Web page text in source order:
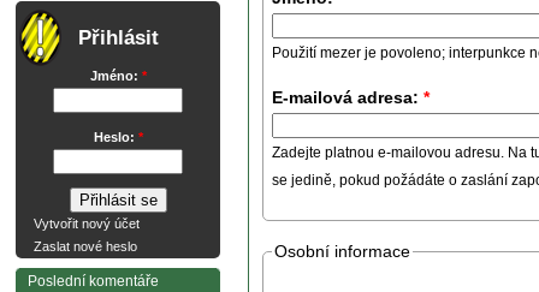
Přihlásit
Jméno: *
Heslo: *
Vytvořit nový účet
Zaslat nové heslo
Poslední komentáře
Použití mezer je povoleno; interpunkce
E-mailová adresa: *
Zadejte platnou e-mailovou adresu. Na
se jedině, pokud požádáte o zaslání
Osobní informace